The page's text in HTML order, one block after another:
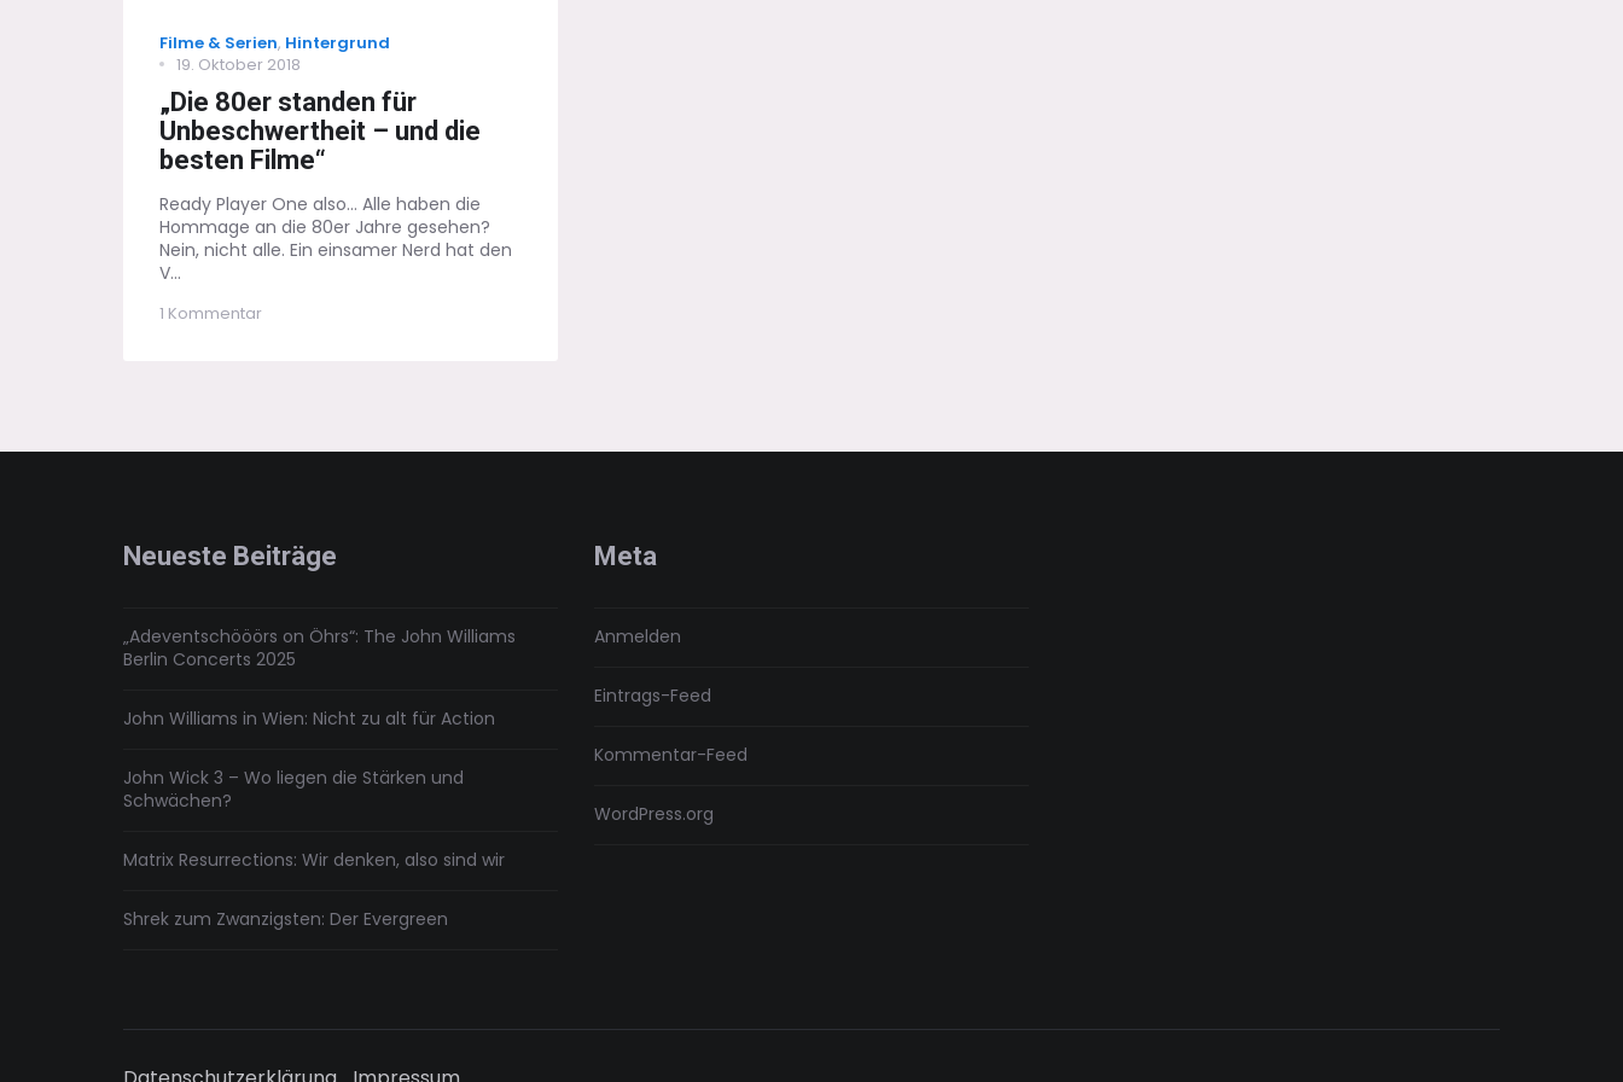
Categories
Filme & Serien, Hintergrund
Posted
on
19. Oktober 2018
„Die 80er standen für
Unbeschwertheit – und die
besten Filme“
Ready Player One also... Alle haben die
Hommage an die 80er Jahre gesehen?
Nein, nicht alle. Ein einsamer Nerd hat den
V...
1 Kommentarzu
Neueste Beiträge
„Adeventschööörs on Öhrs“: The John Williams
Berlin Concerts 2025
John Williams in Wien: Nicht zu alt für Action
John Wick 3 – Wo liegen die Stärken und
Schwächen?
Matrix Resurrections: Wir denken, also sind wir
Shrek zum Zwanzigsten: Der Evergreen
Meta
Anmelden
Eintrags-Feed
Kommentar-Feed
WordPress.org